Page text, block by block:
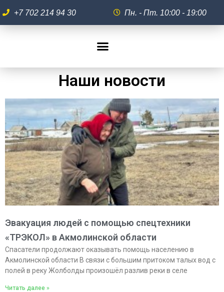
+7 702 214 94 30 Пн. - Пт. 10:00 - 19:00
Наши новости
Эвакуация людей с помощью спецтехники
«ТРЭКОЛ» в Акмолинской области
Спасатели продолжают оказывать помощь населению в
Акмолинской области В связи с большим притоком талых вод с
полей в реку Жолболды произошёл разлив реки в селе
Читать далее »